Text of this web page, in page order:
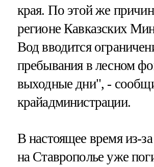
края. По этой же
регионе Кавказских
Вод вводится
пребывания в лесном
выходные дни", -
крайадминистрации.
В настоящее время из-
на Ставрополье уже